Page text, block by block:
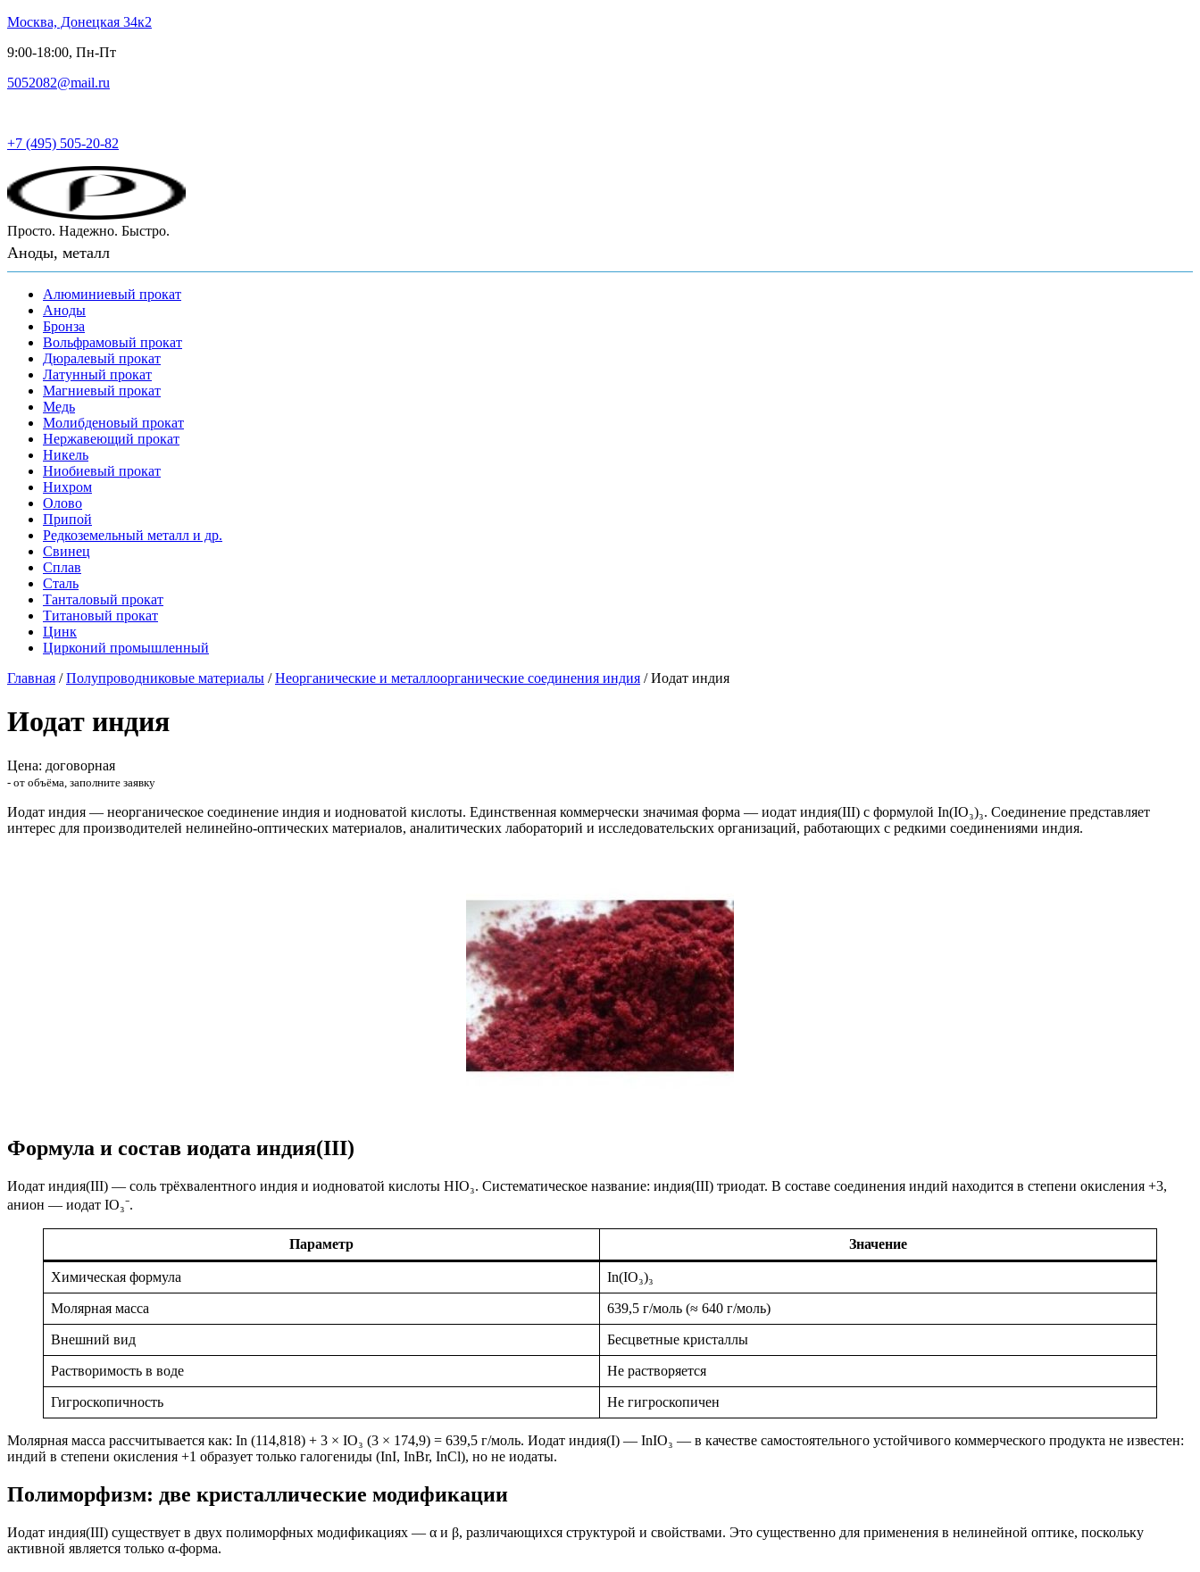
Москва, Донецкая 34к2
9:00-18:00, Пн-Пт
5052082@mail.ru
+7 (495) 505-20-82
Просто. Надежно. Быстро.
Аноды, металл
Алюминиевый прокат
Аноды
Бронза
Вольфрамовый прокат
Дюралевый прокат
Латунный прокат
Магниевый прокат
Медь
Молибденовый прокат
Нержавеющий прокат
Никель
Ниобиевый прокат
Нихром
Олово
Припой
Редкоземельный металл и др.
Свинец
Сплав
Сталь
Танталовый прокат
Титановый прокат
Цинк
Цирконий промышленный
Главная /Полупроводниковые материалы /Неорганические и металлоорганические соединения индия /Иодат индия
Иодат индия
Цена: договорная
- от объёма, заполните заявку
Иодат индия — неорганическое соединение индия и иодноватой кислоты. Единственная коммерчески значимая форма — иодат индия(III) с формулой In(IO₃)₃. Соединение представляет
интерес для производителей нелинейно-оптических материалов, аналитических лабораторий и исследовательских организаций, работающих с редкими соединениями индия.
Формула и состав иодата индия(III)
Иодат индия(III) — соль трёхвалентного индия и иодноватой кислоты HIO₃. Систематическое название: индия(III) триодат. В составе соединения индий находится в степени окисления +3,
анион — иодат IO₃⁻.
Параметр Значение
Химическая формула In(IO₃)₃
Молярная масса 639,5 г/моль (≈ 640 г/моль)
Внешний вид Бесцветные кристаллы
Растворимость в воде Не растворяется
Гигроскопичность Не гигроскопичен
Молярная масса рассчитывается как: In (114,818) + 3 × IO₃ (3 × 174,9) = 639,5 г/моль. Иодат индия(I) — InIO₃ — в качестве самостоятельного устойчивого коммерческого продукта не известен:
индий в степени окисления +1 образует только галогениды (InI, InBr, InCl), но не иодаты.
Полиморфизм: две кристаллические модификации
Иодат индия(III) существует в двух полиморфных модификациях — α и β, различающихся структурой и свойствами. Это существенно для применения в нелинейной оптике, поскольку
активной является только α-форма.